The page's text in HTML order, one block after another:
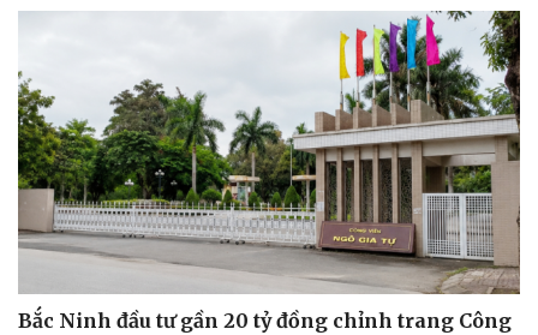
Văn học
Âm nhạc
Di sản
Nghệ sĩ
Thời trang
Sao Việt
Bắc Ninh đầu tư gần 20 tỷ đồng chỉnh trang Công